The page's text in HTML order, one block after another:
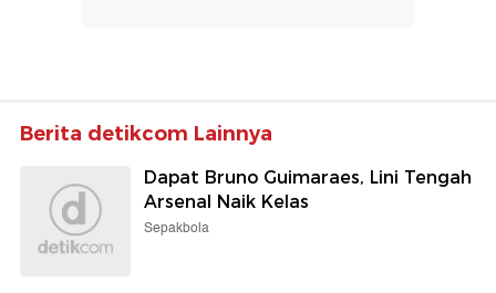
Berita detikcom Lainnya
Dapat Bruno Guimaraes, Lini Tengah
Arsenal Naik Kelas
Sepakbola